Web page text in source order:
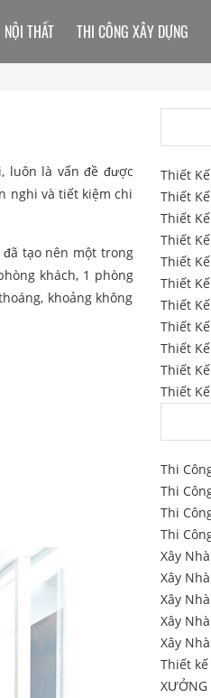
luôn là vấn đề được
nghi và tiết kiệm chi
tạo nên một trong
khách, 1 phòng
khoảng không
THẤT THI CÔNG XÂY DỰNG
Thiết
Thiết
Thiết
Thiết
Thiết
Thiết
Thiết
Thiết
Thiết
Thiết
Thiết
Thi
Thi
Thi
Thi
Xây
Xây
Xây
Xây
Xây
Thiết kế
XƯỞNG